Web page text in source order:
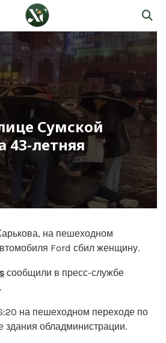
Сумской
43-летняя
на пешеходном
Ford сбил женщину.
сообщили в пресс-службе
на пешеходном переходе по
здания обладминистрации.